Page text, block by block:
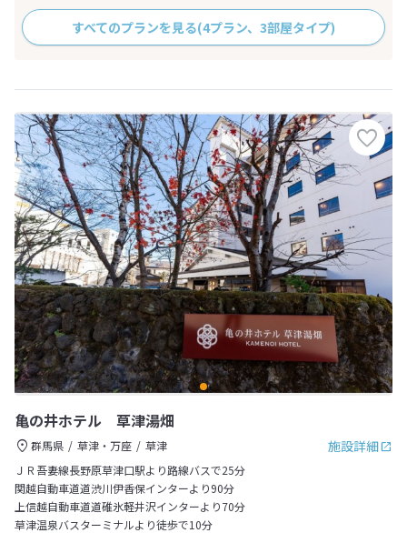
すべてのプランを見る(4プラン、3部屋タイプ)
亀の井ホテル 草津湯畑
施設詳細
群馬県 草津・万座
草津
ＪＲ吾妻線長野原草津口駅より路線バスで25分
関越自動車道道渋川伊香保インターより90分
上信越自動車道道碓氷軽井沢インターより70分
草津温泉バスターミナルより徒歩で10分